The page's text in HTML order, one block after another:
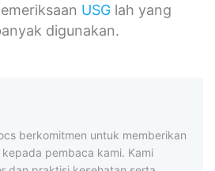
USG lah yang
digunakan.
berkomitmen untuk memberikan
pembaca kami. Kami